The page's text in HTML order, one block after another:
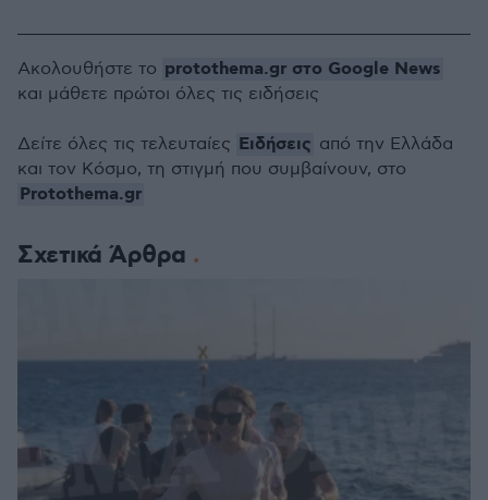
Σχετικά Άρθρα
Ακολουθήστε το protothema.gr στο Google News
και μάθετε πρώτοι όλες τις ειδήσεις
Δείτε όλες τις τελευταίες Ειδήσεις από την Ελλάδα
και τον Κόσμο, τη στιγμή που συμβαίνουν, στο
Protothema.gr